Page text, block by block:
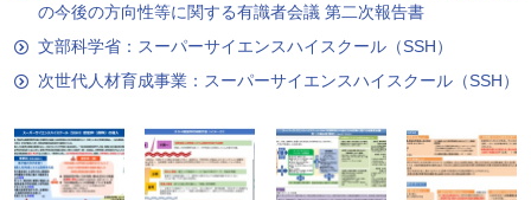
の今後の方向性等に関する有識者会議 第二次報告書
文部科学省：スーパーサイエンスハイスクール（SSH）
次世代人材育成事業：スーパーサイエンスハイスクール（SSH）